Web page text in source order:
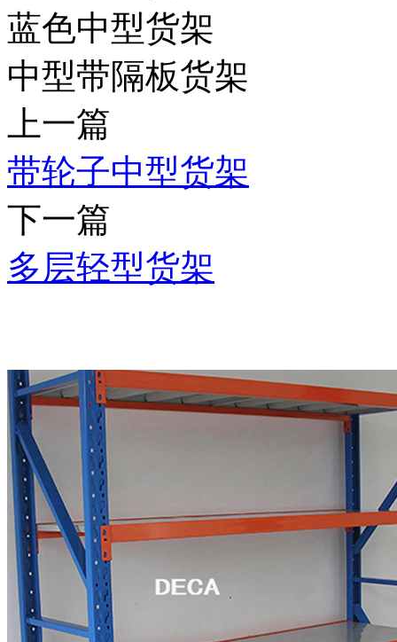
蓝色中型货架
中型带隔板货架
上一篇
带轮子中型货架
下一篇
多层轻型货架